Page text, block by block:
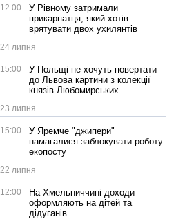
12:00
У Рівному затримали
прикарпатця, який хотів
врятувати двох ухилянтів
24 липня
15:00
У Польщі не хочуть повертати
до Львова картини з колекції
князів Любомирських
23 липня
15:00
У Яремче "джипери"
намагалися заблокувати роботу
екопосту
22 липня
12:00
На Хмельниччині доходи
оформляють на дітей та
дідуганів